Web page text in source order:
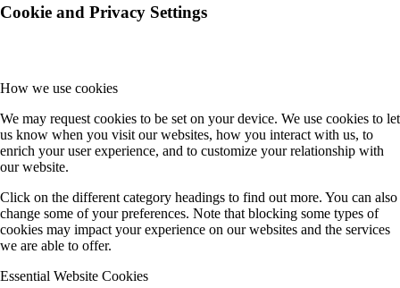
Cookie and Privacy Settings
How we use cookies
We may request cookies to be set on your device. We use cookies to let
us know when you visit our websites, how you interact with us, to
enrich your user experience, and to customize your relationship with
our website.
Click on the different category headings to find out more. You can also
change some of your preferences. Note that blocking some types of
cookies may impact your experience on our websites and the services
we are able to offer.
Essential Website Cookies